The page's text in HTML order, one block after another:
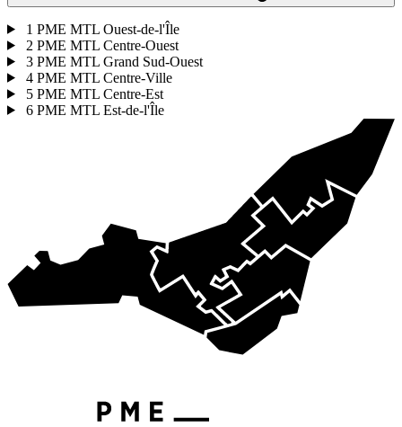
1 PME MTL Ouest-de-l'Île
2 PME MTL Centre-Ouest
3 PME MTL Grand Sud-Ouest
4 PME MTL Centre-Ville
5 PME MTL Centre-Est
6 PME MTL Est-de-l'Île